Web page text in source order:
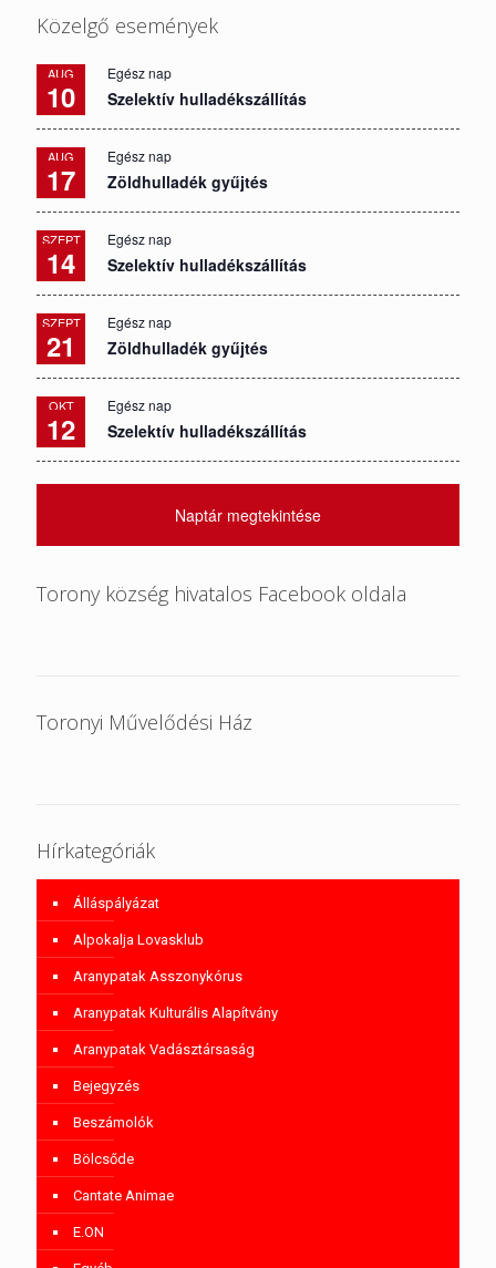
Közelgő események
AUG
10
Egész nap
Szelektív hulladékszállítás
AUG
17
Egész nap
Zöldhulladék gyűjtés
SZEPT
14
Egész nap
Szelektív hulladékszállítás
SZEPT
21
Egész nap
Zöldhulladék gyűjtés
OKT
12
Egész nap
Szelektív hulladékszállítás
Naptár megtekintése
Torony község hivatalos Facebook oldala
Toronyi Művelődési Ház
Hírkategóriák
Álláspályázat
Alpokalja Lovasklub
Aranypatak Asszonykórus
Aranypatak Kulturális Alapítvány
Aranypatak Vadásztársaság
Bejegyzés
Beszámolók
Bölcsőde
Cantate Animae
E.ON